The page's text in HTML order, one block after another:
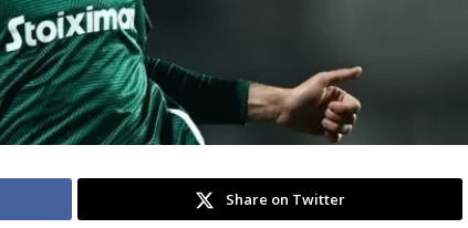
Share on Twitter